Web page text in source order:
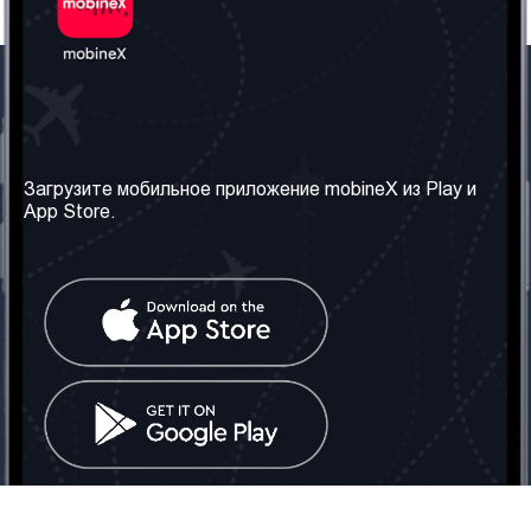
Наши сервисы
Правила и Условия
Часто задаваемые
вопросы
Контакт
Грузия: Тбилиси
Телефон: +442030340050
Email:info@mobinex.com
Социальные сети
Загрузите мобильное приложение mobineX из Play и
App Store.